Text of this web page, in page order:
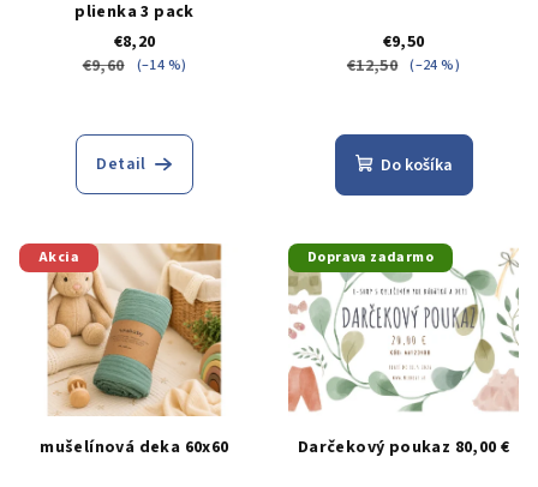
plienka 3 pack
€8,20
€9,60
(–14 %)
Detail
€9,50
€12,50 (–24 %)
Do košíka
Akcia
mušelínová deka 60x60
Doprava zadarmo
Darčekový poukaz 80,00 €